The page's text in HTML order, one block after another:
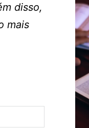
disso,
mais